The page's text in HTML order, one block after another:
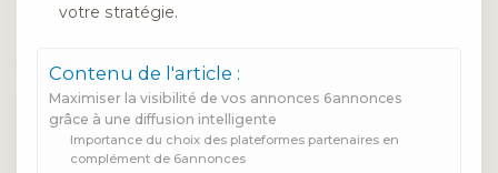
votre stratégie.
Contenu de l'article :
Maximiser la visibilité de vos annonces 6annonces
grâce à une diffusion intelligente
Importance du choix des plateformes partenaires en
complément de 6annonces